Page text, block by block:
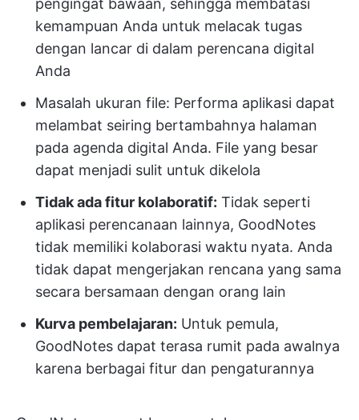
pengingat bawaan, sehingga membatasi
kemampuan Anda untuk melacak tugas
dengan lancar di dalam perencana digital
Anda
Masalah ukuran file: Performa aplikasi dapat
melambat seiring bertambahnya halaman
pada agenda digital Anda. File yang besar
dapat menjadi sulit untuk dikelola
Tidak ada fitur kolaboratif: Tidak seperti
aplikasi perencanaan lainnya, GoodNotes
tidak memiliki kolaborasi waktu nyata. Anda
tidak dapat mengerjakan rencana yang sama
secara bersamaan dengan orang lain
Kurva pembelajaran: Untuk pemula,
GoodNotes dapat terasa rumit pada awalnya
karena berbagai fitur dan pengaturannya